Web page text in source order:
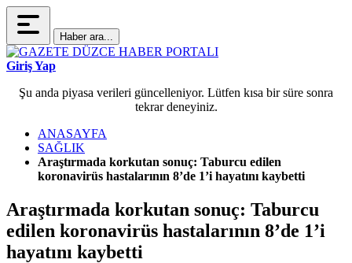
Haber ara...
Giriş Yap
Şu anda piyasa verileri güncelleniyor. Lütfen kısa bir süre sonra
tekrar deneyiniz.
ANASAYFA
SAĞLIK
Araştırmada korkutan sonuç: Taburcu edilen
koronavirüs hastalarının 8’de 1’i hayatını kaybetti
Araştırmada korkutan sonuç: Taburcu
edilen koronavirüs hastalarının 8’de 1’i
hayatını kaybetti